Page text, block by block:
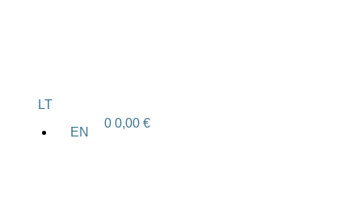
LT
EN
0 0,00€